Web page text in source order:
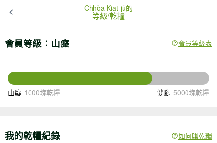
Chhòa Kiat-jû的
等級/乾糧
會員等級： 山癡 會員等級表
塊乾糧升級
山癡 1000塊乾糧 健腳 5000塊乾糧
我的乾糧紀錄 如何賺乾糧